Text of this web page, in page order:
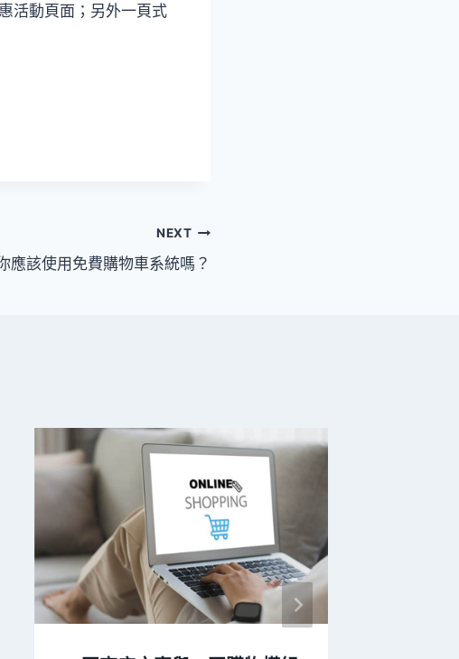
活動頁面；另外一頁式
NEXT
應該使用免費購物車系統嗎？